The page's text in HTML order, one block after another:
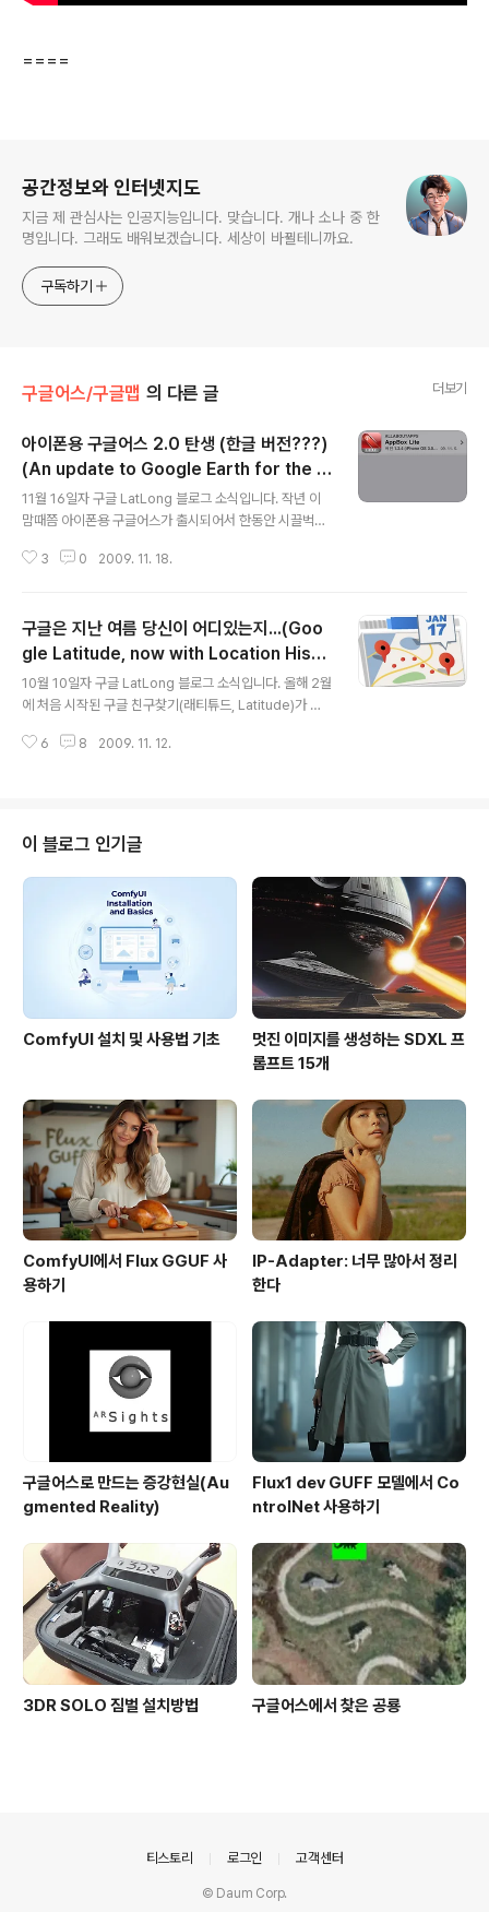
====
공간정보와 인터넷지도
지금 제 관심사는 인공지능입니다. 맞습니다. 개나 소나 중 한
명입니다. 그래도 배워보겠습니다. 세상이 바뀔테니까요.
구독하기
구글어스/구글맵 의 다른 글 더보기
아이폰용 구글어스 2.0 탄생 (한글 버전???)
(An update to Google Earth for the iP
hone)
11월 16일자 구글 LatLong 블로그 소식입니다. 작년 이
맘때쯤 아이폰용 구글어스가 출시되어서 한동안 시끌벅적
iPhone)가 2.0로 업그레이드되었다는 소식입니다. 이번
개의 언어를 지원한다는 내용이 있습니다. 먼저 내지도(M
y Maps)를 지원합니다. 구글맵 내지도(My Maps)는 제
가 제일 좋아하는 기능중의 하나인데, 구글맵에서 나만의
지도를 만들면, 이것을 아이폰용 구글어스에서 볼 수 있다
는 것입니다. 제가 맨처음 아이팟터치를 입수해서 구글어
스를 사용해 봤을 때의 감상은 여기를 읽어보시면 되는데,
3 0 2009. 11. 18.
구글은 지난 여름 당신이 어디있는지...(Goo
gle Latitude, now with Location Histo
ry & Alerts)
10월 10일자 구글 LatLong 블로그 소식입니다. 올해 2월
에 처음 시작된 구글 친구찾기(래티튜드, Latitude)가 정
치 기록을 저장할 수 있는 기능이 생겼습니다. 즉 구글 위치
며, 언제든지 일부 또는 전부를 삭제 할 수 있는 등 프라이
버시에도 신경을 쓴 것 같습니다. 구글 위치기록을 사용하
려면 당연히 계정이 있어야 할테구요, 그 다음 여기 들어가
서 아래에 있는 버튼 하나만 눌러주면 됩니다. 오른쪽은 기
존의 기록을 보는 곳인데... 저는 위치기록을 사용할 수 있..
6 8 2009. 11. 12.
이 블로그 인기글
ComfyUI 설치 및 사용법 기초
멋진 이미지를 생성하는 SDXL 프
롬프트 15개
ComfyUI에서 Flux GGUF 사
용하기
IP-Adapter: 너무 많아서 정리
한다
구글어스로 만드는 증강현실(Au
gmented Reality)
Flux1 dev GUFF 모델에서 Co
ntrolNet 사용하기
3DR SOLO 짐벌 설치방법 구글어스에서 찾은 공룡
티스토리 로그인 고객센터
© Daum Corp.